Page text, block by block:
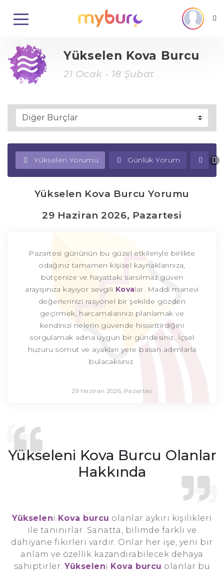
Yükselen Kova Burcu
21 Ocak - 18 Şubat
Yükselen Yorumu Günlük Yorum
Yükselen Kova Burcu Yorumu
29 Haziran 2026, Pazartesi
Pazartesi gününün bu güzel etkileriyle birlikte
odağınız tamamen kişisel kaynaklarınıza,
bütçenize ve hayattaki sarsılmaz güven
arayışınıza kayıyor sevgili Kovalar. Maddi manevi
değerlerinizi rasyonel bir şekilde gözden
geçirmek, harcamalarınızı planlamak ve
kendinizi nelerin güvende hissettirdiğini
sorgulamak adına uygun bir gündesiniz. İçsel
huzuru somut ve ayakları yere basan adımlarla
bulacaksınız.
29 Haziran 2026, Pazartesi
Yükseleni Kova Burcu Olanlar
Hakkında
Yükseleni Kova burcu olanlar aykırı kişilikleri
ile tanınırlar. Sanatta, bilimde farklı ve
dahiyane fikirleri vardır. Onlar her işe, yeni bir
anlam ve özellik kazandırabilecek dehaya
sahiptirler.Yükseleni Kova burcu olanlar bu